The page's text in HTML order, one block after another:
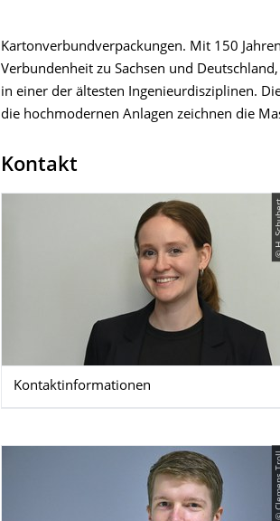
Kartonverbundverpackungen. Mit 150
Verbundenheit zu Sachsen und
in einer der ältesten Ingenieurdisziplinen.
die hochmodernen Anlagen zeichnen die
Kontakt
© H.
Kontaktinformationen
©